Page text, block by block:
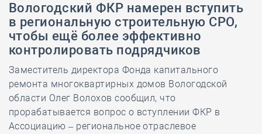
Вологодский ФКР намерен вступить
в региональную строительную СРО,
чтобы ещё более эффективно
контролировать подрядчиков
Заместитель директора Фонда капитального
ремонта многоквартирных домов Вологодской
области Олег Волохов сообщил, что
прорабатывается вопрос о вступлении ФКР в
Ассоциацию – региональное отраслевое